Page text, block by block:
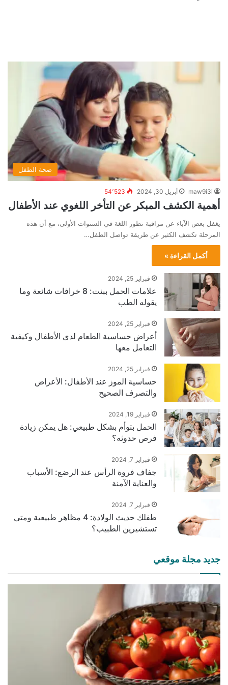
صحة الطفل
maw9i3i أبريل 30, 2024 54٬523
أهمية الكشف المبكر عن التأخر اللغوي عند الأطفال
يغفل بعض الآباء عن مراقبة تطور اللغة في السنوات الأولى، مع أن هذه
المرحلة تكشف الكثير عن طريقة تواصل الطفل…
أكمل القراءة »
فبراير 25, 2024
علامات الحمل ببنت: 8 خرافات شائعة وما
يقوله الطب
فبراير 25, 2024
أعراض حساسية الطعام لدى الأطفال وكيفية
التعامل معها
فبراير 25, 2024
حساسية الموز عند الأطفال: الأعراض
والتصرف الصحيح
فبراير 19, 2024
الحمل بتوأم بشكل طبيعي: هل يمكن زيادة
فرص حدوثه؟
فبراير 7, 2024
جفاف فروة الرأس عند الرضع: الأسباب
والعناية الآمنة
فبراير 7, 2024
طفلك حديث الولادة: 4 مظاهر طبيعية ومتى
تستشيرين الطبيب؟
جديد مجلة موقعي